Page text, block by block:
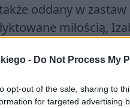
- Do Not Process My
opt-out of the sale, sharing to
for targeted advertising
oddany w
miłością,
co jednak
kobieta nie kocha
w